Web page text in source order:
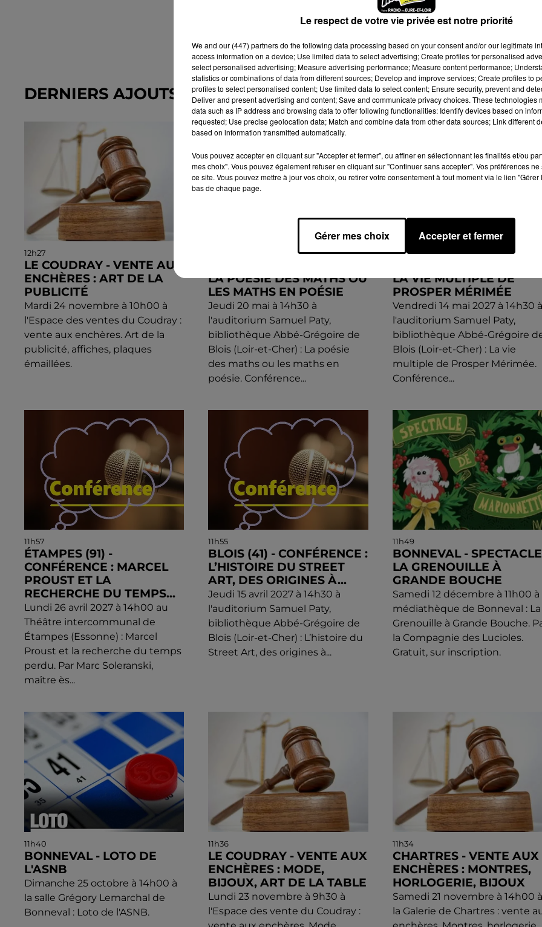
DERNIERS AJOUTS DANS L'AGENDA
12h27
LE COUDRAY - VENTE AUX
ENCHÈRES : ART DE LA
PUBLICITÉ
Mardi 24 novembre à 10h00 à
l'Espace des ventes du Coudray :
vente aux enchères. Art de la
publicité, affiches, plaques
émaillées.
LA POÉSIE DES MATHS OU
LES MATHS EN POÉSIE
Jeudi 20 mai à 14h30 à
l'auditorium Samuel Paty,
bibliothèque Abbé-Grégoire de
Blois (Loir-et-Cher) : La poésie
des maths ou les maths en
poésie. Conférence...
12h00
LA VIE MULTIPLE DE
PROSPER MÉRIMÉE
Vendredi 14 mai 2027 à 14h30 à
l'auditorium Samuel Paty,
bibliothèque Abbé-Grégoire
Blois (Loir-et-Cher) : La vie
multiple de Prosper Mérimée.
Conférence...
11h57
ÉTAMPES (91) -
CONFÉRENCE : MARCEL
PROUST ET LA
RECHERCHE DU TEMPS...
Lundi 26 avril 2027 à 14h00 au
Théâtre intercommunal de
Étampes (Essonne) : Marcel
Proust et la recherche du temps
perdu. Par Marc Soleranski,
maître ès...
11h55
BLOIS (41) - CONFÉRENCE :
L’HISTOIRE DU STREET
ART, DES ORIGINES À...
Jeudi 15 avril 2027 à 14h30 à
l'auditorium Samuel Paty,
bibliothèque Abbé-Grégoire de
Blois (Loir-et-Cher) : L’histoire du
Street Art, des origines à...
11h49
BONNEVAL -
LA GRENOUILLE À
GRANDE BOUCHE
Samedi 12 décembre à 11h00 à
médiathèque de Bonneval : La
Grenouille à Grande Bouche.
la Compagnie des Lucioles.
Gratuit, sur inscription.
11h40
BONNEVAL - LOTO DE
L'ASNB
Dimanche 25 octobre à 14h00 à
la salle Grégory Lemarchal de
Bonneval : Loto de l'ASNB.
11h36
LE COUDRAY - VENTE AUX
ENCHÈRES : MODE,
BIJOUX, ART DE LA TABLE
Lundi 23 novembre à 9h30 à
l'Espace des vente du Coudray :
11h34
CHARTRES - VENTE AUX
ENCHÈRES : MONTRES,
HORLOGERIE, BIJOUX
Samedi 21 novembre à 14h00 à
la Galerie de Chartres : vente
Le respect de votre vie privée est notre priorité
We and our (447) partnersdo the following data processing based on your consent and/or our legitimate
access information on a device; Use limited data to select advertising; Create profiles for personalised
select personalised advertising; Measure advertising performance; Measure content performance;
statistics or combinations of data from different sources; Develop and improve services; Create profiles to
profiles to select personalised content; Use limited data to select content; Ensure security, prevent and
Deliver and present advertising and content; Save and communicate privacy choices. These technologies
data such as IP address and browsing data to offer following functionalities: Identify devices based on
requested; Use precise geolocation data; Match and combine data from other data sources; Link different
based on information transmitted automatically.
Vous pouvez accepter en cliquant sur "Accepter et fermer", ou affiner en sélectionnant les finalités et/ou
mes choix". Vous pouvez également refuser en cliquant sur "Continuer sans accepter". Vos préférences
ce site. Vous pouvez mettre à jour vos choix, ou retirer votre consentement à tout moment via le lien
bas de chaque page.
Gérer mes choix Accepter et fermer